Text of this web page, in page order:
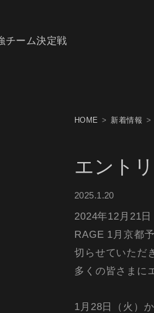
HOME 新着情報
エント
2025.1.20
2024年12月21
RAGE 1月京都
切らせていただ
多くの皆さまに
1月28日（火）